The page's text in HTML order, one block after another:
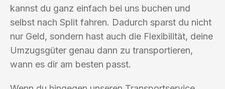
kannst du ganz einfach bei uns buchen und
selbst nach Split fahren. Dadurch sparst du nicht
nur Geld, sondern hast auch die Flexibilität, deine
Umzugsgüter genau dann zu transportieren,
wann es dir am besten passt.